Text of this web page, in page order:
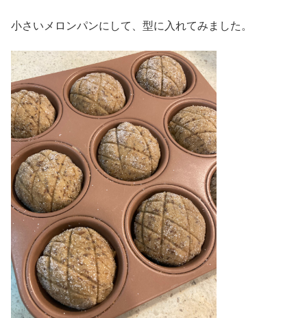
小さいメロンパンにして、型に入れてみました。